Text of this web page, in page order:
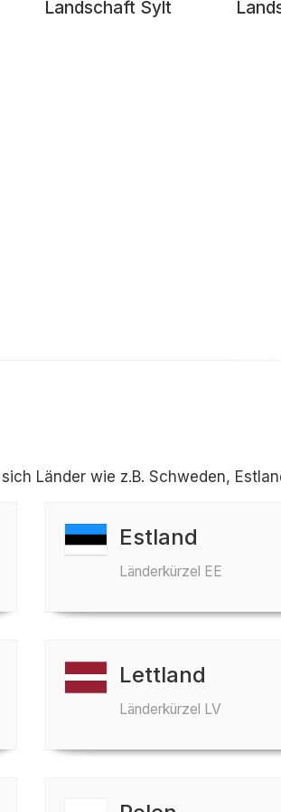
Landschaft Sylt
Länder wie z.B. Schweden,
Estland
Länderkürzel EE
Lettland
Länderkürzel LV